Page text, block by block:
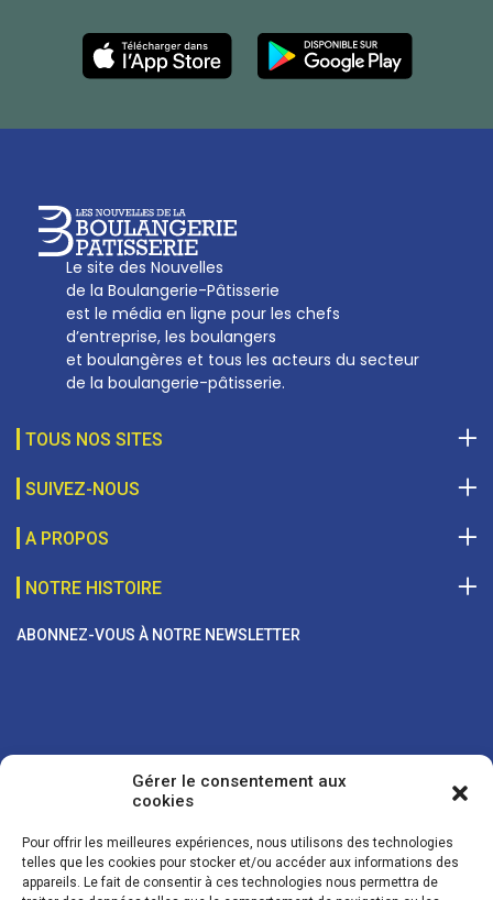
Gérer le consentement aux
cookies
Pour offrir les meilleures expériences, nous utilisons des technologies
telles que les cookies pour stocker et/ou accéder aux informations des
appareils. Le fait de consentir à ces technologies nous permettra de
Le site des Nouvelles
de la Boulangerie-Pâtisserie
est le média en ligne pour les chefs
d’entreprise, les boulangers
et boulangères et tous les acteurs du secteur
de la boulangerie-pâtisserie.
TOUS NOS SITES
SUIVEZ-NOUS
A PROPOS
Les Nouvelles de la Boulangerie-Pâtisserie Française
27, av d’Eylau - 75782 Paris Cédex 16
01 53 70 16 25
NOTRE HISTOIRE
ABONNEZ-VOUS À NOTRE NEWSLETTER